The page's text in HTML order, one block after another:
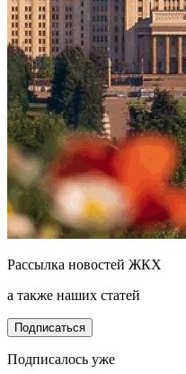
Рассылка новостей ЖКХ
а также наших статей
Подписаться
Подписалось уже